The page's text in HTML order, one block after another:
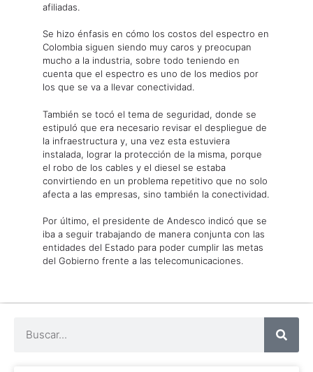
afiliadas.
Se hizo énfasis en cómo los costos del espectro en
Colombia siguen siendo muy caros y preocupan
mucho a la industria, sobre todo teniendo en
cuenta que el espectro es uno de los medios por
los que se va a llevar conectividad.
También se tocó el tema de seguridad, donde se
estipuló que era necesario revisar el despliegue de
la infraestructura y, una vez esta estuviera
instalada, lograr la protección de la misma, porque
el robo de los cables y el diesel se estaba
convirtiendo en un problema repetitivo que no solo
afecta a las empresas, sino también la conectividad.
Por último, el presidente de Andesco indicó que se
iba a seguir trabajando de manera conjunta con las
entidades del Estado para poder cumplir las metas
del Gobierno frente a las telecomunicaciones.